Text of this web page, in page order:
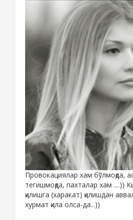
Провокациялар хам бўлмоқда,
тегишмоқда, пахталар хам ....))
қилишга (харакат) қилишдан
хурмат қила олса-да...))